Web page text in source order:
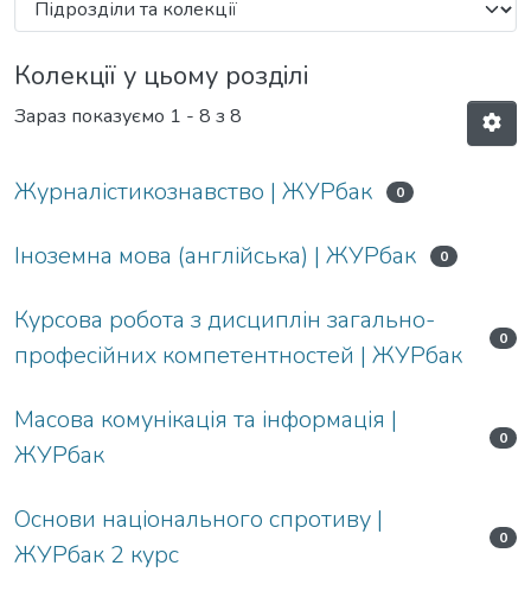
Колекції у цьому розділі
Зараз показуємо 1 - 8 з 8
Журналістикознавство | ЖУРбак 0
Іноземна мова (англійська) | ЖУРбак 0
Курсова робота з дисциплін загально-
професійних компетентностей | ЖУРбак
0
Масова комунікація та інформація |
ЖУРбак
0
Основи національного спротиву |
ЖУРбак 2 курс
0